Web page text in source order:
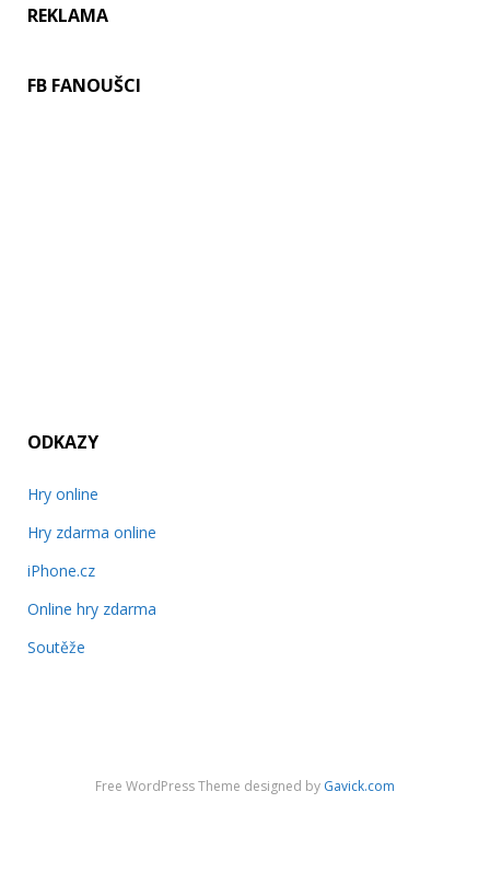
REKLAMA
FB FANOUŠCI
ODKAZY
Hry online
Hry zdarma online
iPhone.cz
Online hry zdarma
Soutěže
Free WordPress Theme designed by Gavick.com